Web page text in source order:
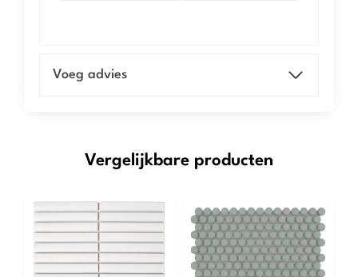
Voeg advies
Vergelijkbare producten